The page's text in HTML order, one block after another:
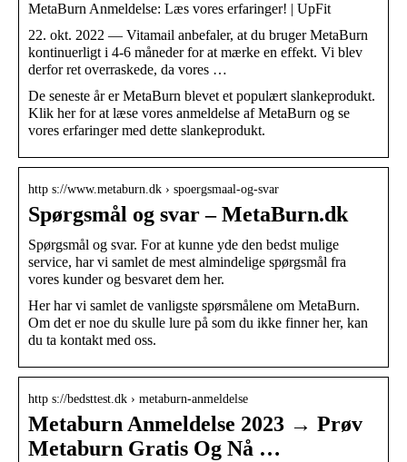
MetaBurn Anmeldelse: Læs vores erfaringer! | UpFit
22. okt. 2022 — Vitamail anbefaler, at du bruger MetaBurn
kontinuerligt i 4-6 måneder for at mærke en effekt. Vi blev
derfor ret overraskede, da vores …
De seneste år er MetaBurn blevet et populært slankeprodukt.
Klik her for at læse vores anmeldelse af MetaBurn og se
vores erfaringer med dette slankeprodukt.
http s://www.metaburn.dk › spoergsmaal-og-svar
Spørgsmål og svar – MetaBurn.dk
Spørgsmål og svar. For at kunne yde den bedst mulige
service, har vi samlet de mest almindelige spørgsmål fra
vores kunder og besvaret dem her.
Her har vi samlet de vanligste spørsmålene om MetaBurn.
Om det er noe du skulle lure på som du ikke finner her, kan
du ta kontakt med oss.
http s://bedsttest.dk › metaburn-anmeldelse
Metaburn Anmeldelse 2023 → Prøv
Metaburn Gratis Og Nå …